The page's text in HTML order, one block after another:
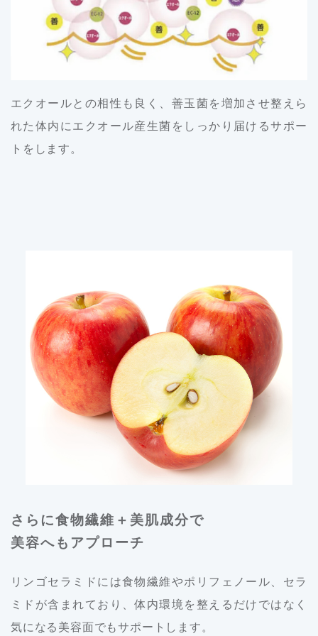
エクオールとの相性も良く、善玉菌を増加させ整えら
れた体内にエクオール産生菌をしっかり届けるサポー
トをします。
さらに食物繊維＋美肌成分で
美容へもアプローチ
リンゴセラミドには食物繊維やポリフェノール、セラ
ミドが含まれており、体内環境を整えるだけではなく
気になる美容面でもサポートします。